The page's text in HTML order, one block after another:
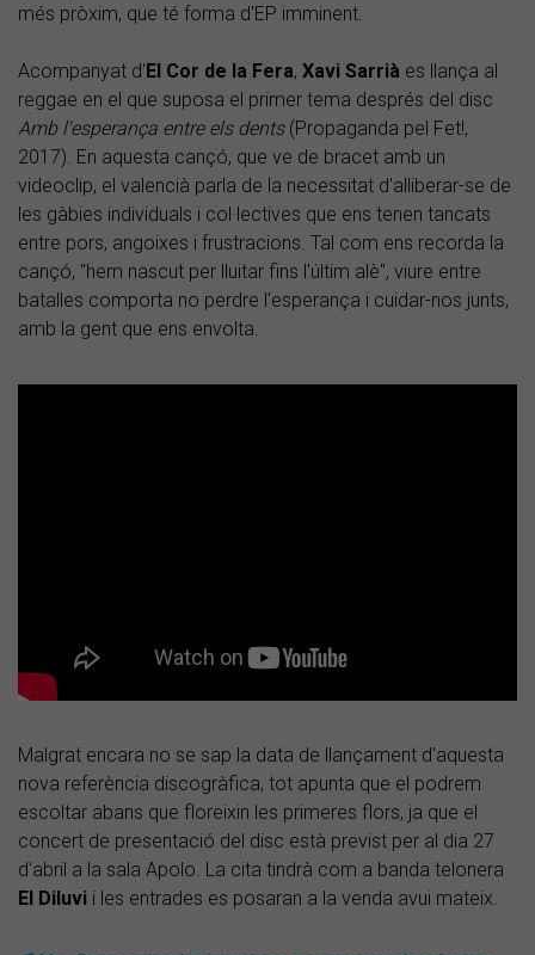
més pròxim, que té forma d'EP imminent.
Acompanyat d'El Cor de la Fera, Xavi Sarrià es llança al
reggae en el que suposa el primer tema després del disc
Amb l'esperança entre els dents(Propaganda pel Fet!,
2017). En aquesta cançó, que ve de bracet amb un
videoclip, el valencià parla de la necessitat d'alliberar-se de
les gàbies individuals i col·lectives que ens tenen tancats
entre pors, angoixes i frustracions. Tal com ens recorda la
cançó, "hem nascut per lluitar fins l'últim alè", viure entre
batalles comporta no perdre l'esperança i cuidar-nos junts,
amb la gent que ens envolta.
Malgrat encara no se sap la data de llançament d'aquesta
nova referència discogràfica, tot apunta que el podrem
escoltar abans que floreixin les primeres flors, ja que el
concert de presentació del disc està previst per al dia 27
d'abril a la sala Apolo. La cita tindrà com a banda telonera
El Diluvi i les entrades es posaran a la venda avui mateix.